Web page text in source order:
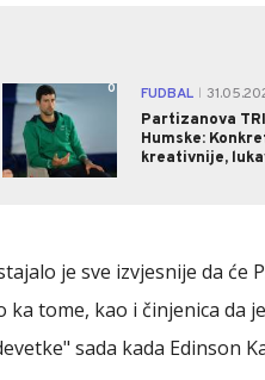
0 FUDBAL
Partizanova
Humske:
kreativnije,
je sve izvjesnije da će
ka tome, kao i činjenica da
sada kada Edinson